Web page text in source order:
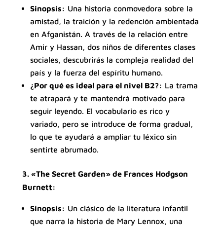
Sinopsis: Una historia conmovedora sobre la
amistad, la traición y la redención ambientada
en Afganistán. A través de la relación entre
Amir y Hassan, dos niños de diferentes clases
sociales, descubrirás la compleja realidad del
país y la fuerza del espíritu humano.
¿Por qué es ideal para el nivel B2?: La trama
te atrapará y te mantendrá motivado para
seguir leyendo. El vocabulario es rico y
variado, pero se introduce de forma gradual,
lo que te ayudará a ampliar tu léxico sin
sentirte abrumado.
3. «The Secret Garden» de Frances Hodgson
Burnett:
Sinopsis: Un clásico de la literatura infantil
que narra la historia de Mary Lennox, una